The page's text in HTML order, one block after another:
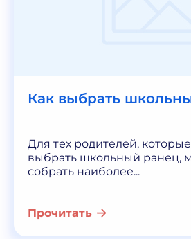
Как выбрать
Для тех родителей,
выбрать школьный ранец,
собрать наиболее...
Прочитать